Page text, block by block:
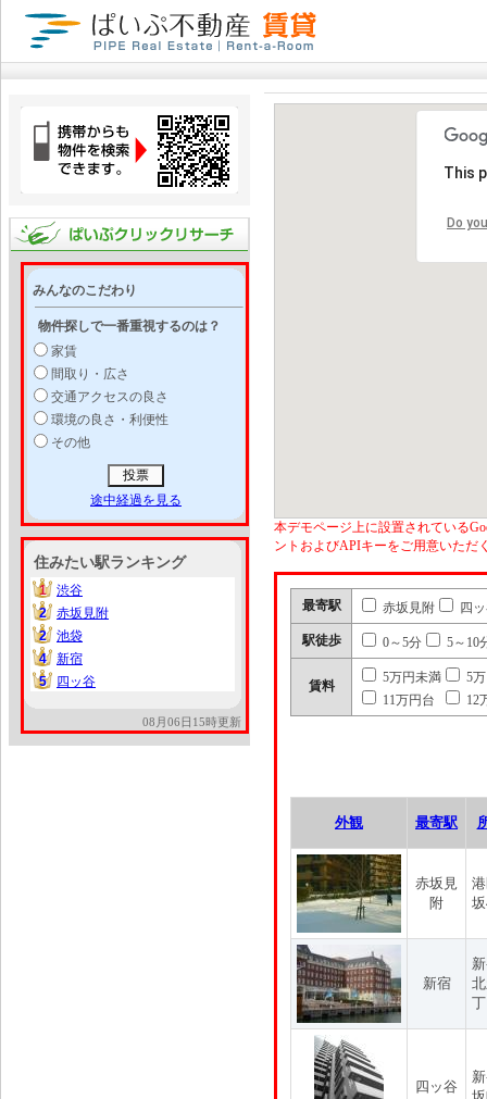
みんなのこだわり
物件探しで一番重視するのは？
家賃
間取り・広さ
交通アクセスの良さ
環境の良さ・利便性
その他
途中経過を見る
住みたい駅ランキング
1
1
渋谷
2
2
赤坂見附
2
2
池袋
4
4
新宿
5
5 四ッ谷
08月06日15時更新
This
Do
本デモページ上に設置されている
ントおよびAPIキーをご用意いただ
最寄駅 赤坂見附 四
駅徒歩 0～5分 5～10
賃料
5万円未満
5
11万円台
12
外観 最寄駅
赤坂見
附
新宿
四ッ谷